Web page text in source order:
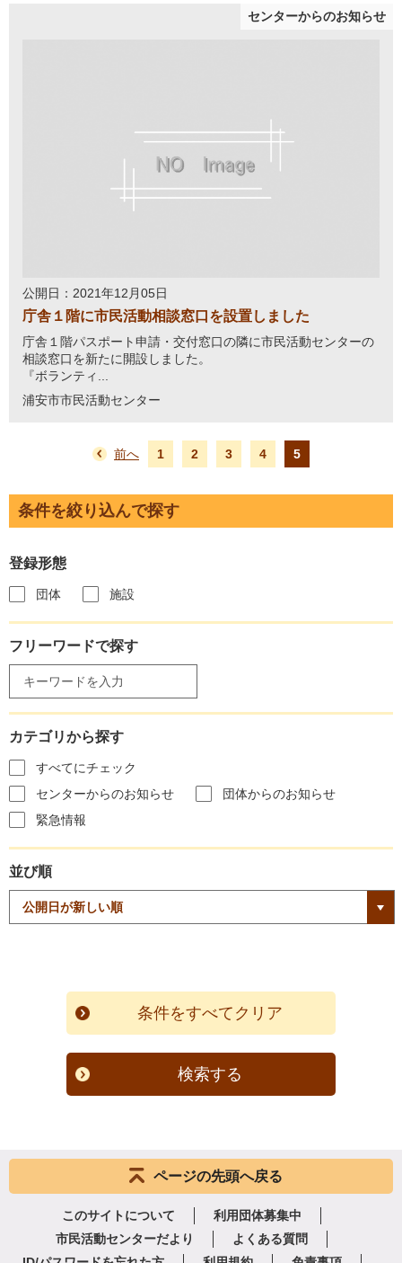
センターからのお知らせ
公開日：2021年12月05日
庁舎１階に市民活動相談窓口を設置しました
庁舎１階パスポート申請・交付窓口の隣に市民活動センターの
相談窓口を新たに開設しました。
『ボランティ...
浦安市市民活動センター
前へ 1 2 3 4 5
条件を絞り込んで探す
登録形態
団体 施設
フリーワードで探す
カテゴリから探す
すべてにチェック
センターからのお知らせ
団体からのお知らせ
緊急情報
並び順
検索する
ページの先頭へ戻る
このサイトについて
利用団体募集中
市民活動センターだより
よくある質問